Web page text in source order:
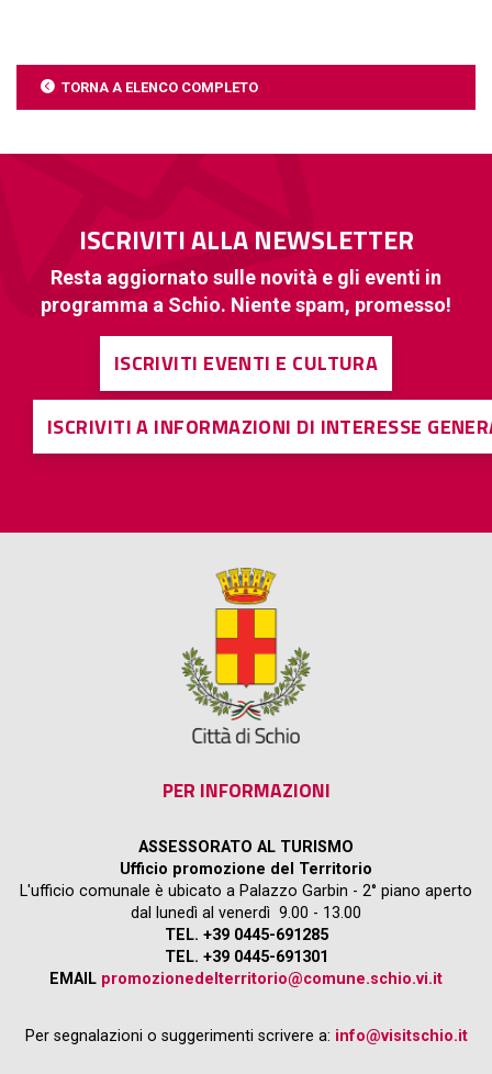
TORNA A ELENCO COMPLETO
ISCRIVITI ALLA NEWSLETTER
Resta aggiornato sulle novità e gli eventi in
programma a Schio. Niente spam, promesso!
ISCRIVITI EVENTI E CULTURA
ISCRIVITI A INFORMAZIONI DI INTERESSE
PER INFORMAZIONI
ASSESSORATO AL TURISMO
Ufficio promozione del Territorio
L'ufficio comunale è ubicato a Palazzo Garbin - 2° piano aperto
dal lunedì al venerdì 9.00 - 13.00
TEL. +39 0445-691285
TEL. +39 0445-691301
EMAIL promozionedelterritorio@comune.schio.vi.it
Per segnalazioni o suggerimenti scrivere a: info@visitschio.it